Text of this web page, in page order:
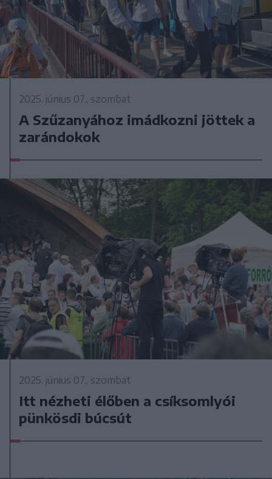
2025. június 07., szombat
A Szűzanyához imádkozni jöttek a
zarándokok
2025. június 07., szombat
Itt nézheti élőben a csíksomlyói
pünkösdi búcsút